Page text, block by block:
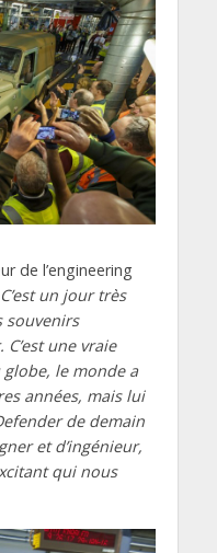
de l’engineering
un jour très
souvenirs
une vraie
le monde a
années, mais lui
de demain
et d’ingénieur,
qui nous